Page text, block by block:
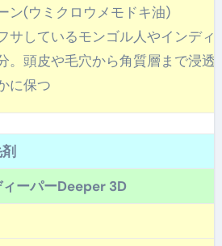
ン(ウミクロウメモドキ油)
サしているモンゴル人やインディ
。頭皮や毛穴から角質層まで浸透
に保つ
ーパーDeeper 3D